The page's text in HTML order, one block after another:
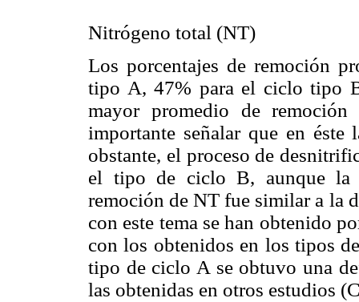
Nitrógeno total (NT)
Los porcentajes de remoción
tipo A, 47% para el ciclo tipo
mayor promedio de
importante señalar que en
obstante, el proceso de
el tipo de ciclo B, aunque la
remoción de NT fue similar a la
con este tema se han obtenido
con los obtenidos en los tipos
tipo de ciclo A se obtuvo una
las obtenidas en otros estudios